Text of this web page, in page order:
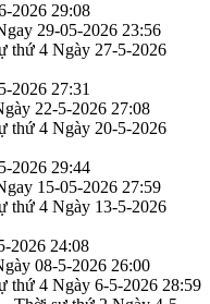
2026 29:08
29-05-2026 23:56
thứ 4 Ngày 27-5-2026
2026 27:31
22-5-2026 27:08
thứ 4 Ngày 20-5-2026
2026 29:44
15-05-2026 27:59
thứ 4 Ngày 13-5-2026
2026 24:08
08-5-2026 26:00
thứ 4 Ngày 6-5-2026 28:59